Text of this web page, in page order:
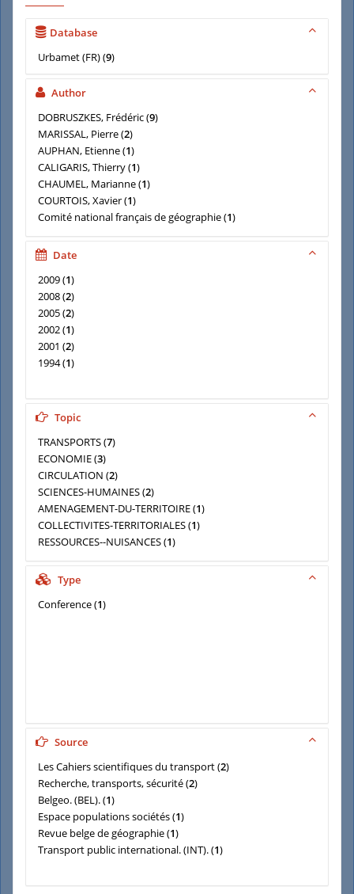
Database
Urbamet (FR)(9)
Author
DOBRUSZKES, Frédéric(9)
MARISSAL, Pierre(2)
AUPHAN, Etienne(1)
CALIGARIS, Thierry(1)
CHAUMEL, Marianne(1)
COURTOIS, Xavier(1)
Comité national français de géographie(1)
DOZZI, Joël
Date
2009(1)
2008(2)
2005(2)
2002(1)
2001 (2)
1994(1)
Topic
TRANSPORTS(7)
ECONOMIE(3)
CIRCULATION (2)
SCIENCES-HUMAINES(2)
AMENAGEMENT-DU-TERRITOIRE(1)
COLLECTIVITES-TERRITORIALES(1)
RESSOURCES--NUISANCES(1)
Type
Conference(1)
Source
Les Cahiers scientifiques du transport(2)
Recherche, transports, sécurité(2)
Belgeo. (BEL).(1)
Espace populations sociétés(1)
Revue belge de géographie(1)
Transport public international. (INT).(1)